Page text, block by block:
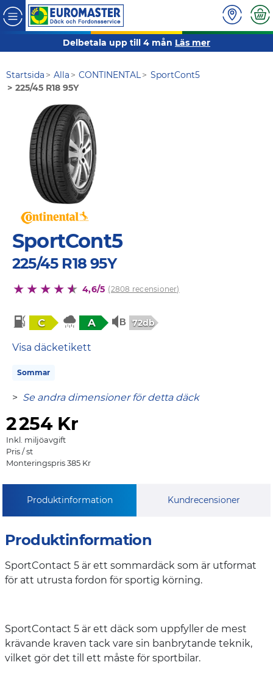
Delbetala upp till 4 mån Läs mer
Startsida Alla CONTINENTAL
SportCont5
225/45 R18 95Y
SportCont5
225/45 R18 95Y
4,6/5 (2808 recensioner)
C A 72db
Visa däcketikett
Sommar
> Se andra dimensioner för detta däck
2254 Kr
Inkl. miljöavgift
Pris / st
Monteringspris 385 Kr
Produktinformation Kundrecensioner
Produktinformation
SportContact 5 är ett sommardäck som är utformat
för att utrusta fordon för sportig körning.
SportContact 5 är ett däck som uppfyller de mest
krävande kraven tack vare sin banbrytande teknik,
vilket gör det till ett måste för sportbilar.